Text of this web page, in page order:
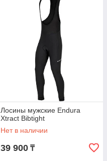
Лосины мужские Endura
Xtract Bibtight
Нет в наличии
39 900 ₸